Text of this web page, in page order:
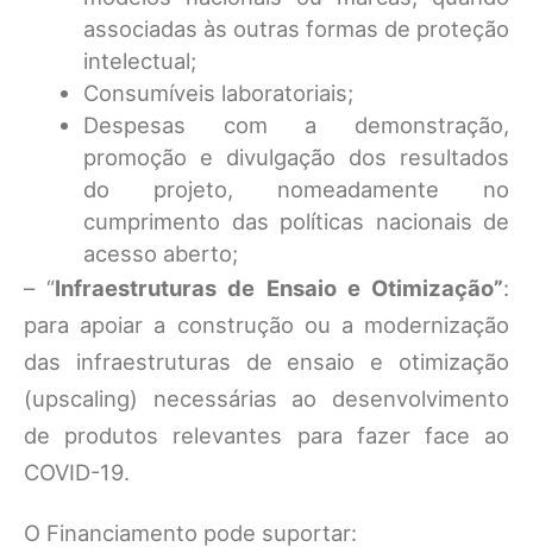
associadas às outras formas de proteção
intelectual;
Consumíveis laboratoriais;
Despesas com a demonstração,
promoção e divulgação dos resultados
do projeto, nomeadamente no
cumprimento das políticas nacionais de
acesso aberto;
– “Infraestruturas de Ensaio e Otimização”:
para apoiar a construção ou a modernização
das infraestruturas de ensaio e otimização
(upscaling) necessárias ao desenvolvimento
de produtos relevantes para fazer face ao
COVID-19.
O Financiamento pode suportar: